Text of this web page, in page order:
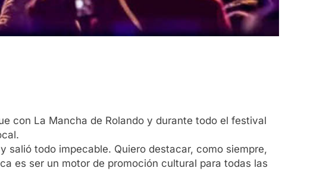
con La Mancha de Rolando y durante todo el festival
salió todo impecable. Quiero destacar, como siempre,
es ser un motor de promoción cultural para todas las